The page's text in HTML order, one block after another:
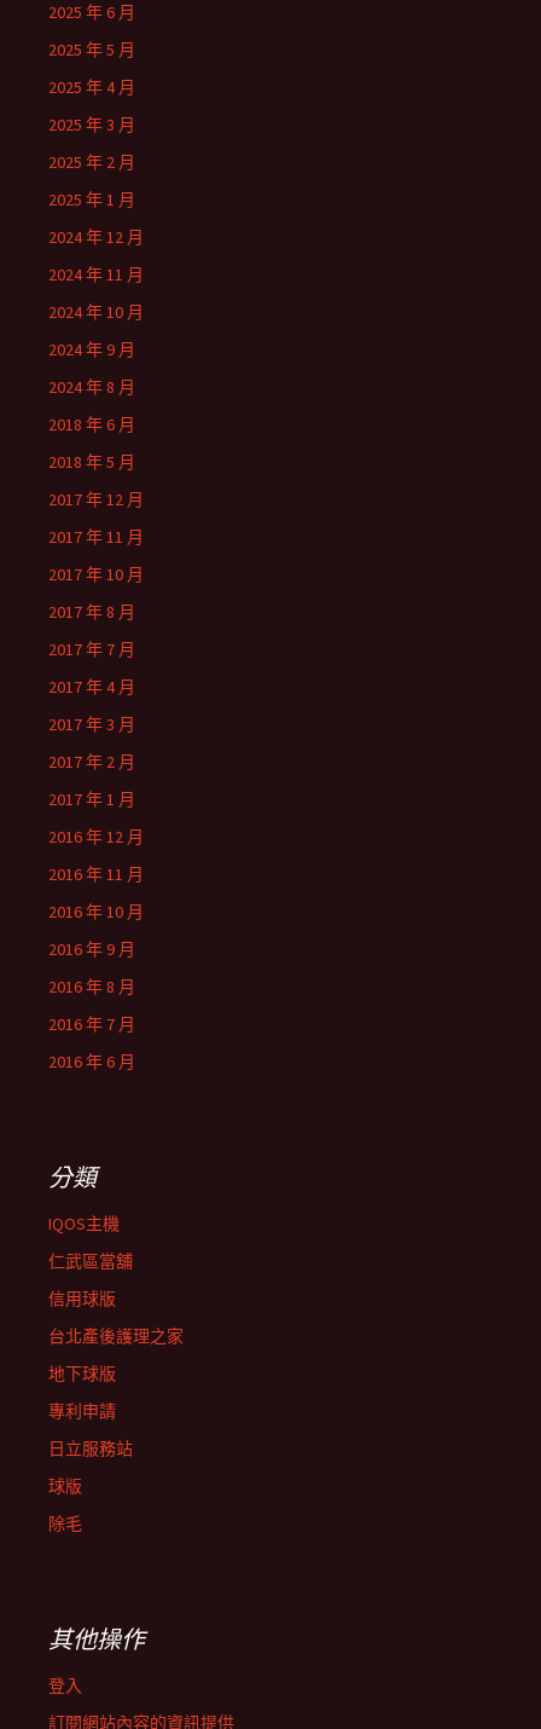
2025 年 6 月
2025 年 5 月
2025 年 4 月
2025 年 3 月
2025 年 2 月
2025 年 1 月
2024 年 12 月
2024 年 11 月
2024 年 10 月
2024 年 9 月
2024 年 8 月
2018 年 6 月
2018 年 5 月
2017 年 12 月
2017 年 11 月
2017 年 10 月
2017 年 8 月
2017 年 7 月
2017 年 4 月
2017 年 3 月
2017 年 2 月
2017 年 1 月
2016 年 12 月
2016 年 11 月
2016 年 10 月
2016 年 9 月
2016 年 8 月
2016 年 7 月
2016 年 6 月
分類
IQOS主機
仁武區當舖
信用球版
台北產後護理之家
地下球版
專利申請
日立服務站
球版
除毛
其他操作
登入
訂閱網站內容的資訊提供